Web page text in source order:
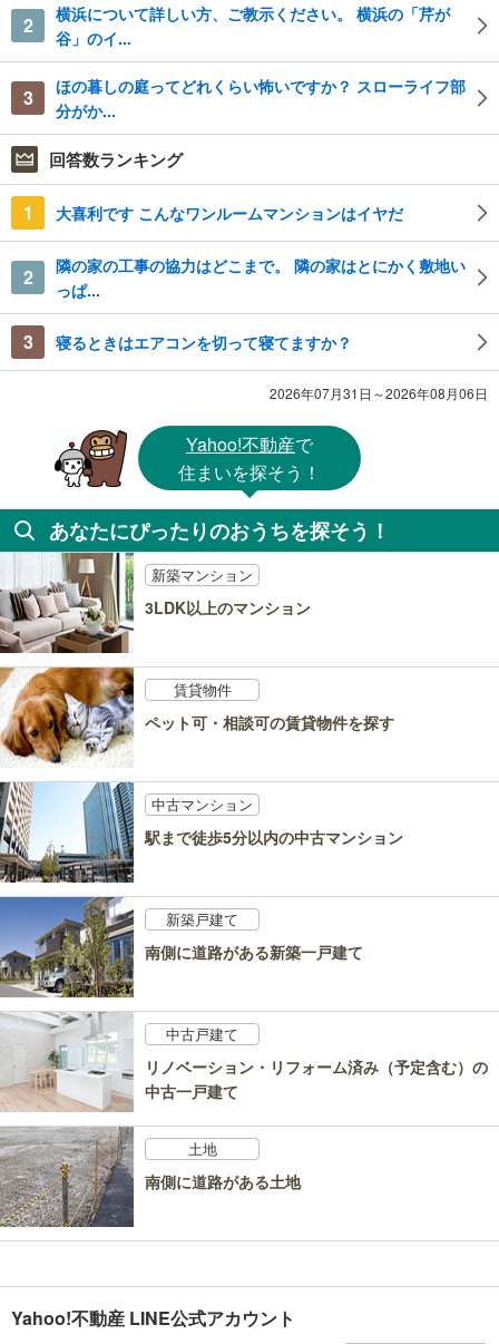
2
横浜について詳しい方、ご教示ください。 横浜の「芹が
谷」のイ...
3
ほの暮しの庭ってどれくらい怖いですか？ スローライフ部
分がか...
回答数ランキング
1 大喜利です こんなワンルームマンションはイヤだ
2
隣の家の工事の協力はどこまで。 隣の家はとにかく敷地い
っぱ...
3 寝るときはエアコンを切って寝てますか？
2026年07月31日～2026年08月06日
Yahoo!不動産で
住まいを探そう！
あなたにぴったりのおうちを探そう！
新築マンション
3LDK以上のマンション
賃貸物件
ペット可・相談可の賃貸物件を探す
中古マンション
駅まで徒歩5分以内の中古マンション
新築戸建て
南側に道路がある新築一戸建て
中古戸建て
リノベーション・リフォーム済み（予定含む）の
中古一戸建て
土地
南側に道路がある土地
Yahoo!不動産 LINE公式アカウント